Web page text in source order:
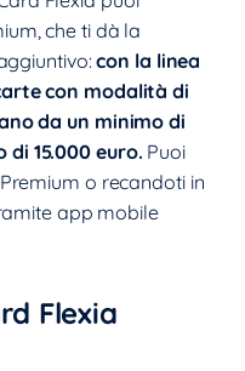
che ti dà la
con la linea
con modalità di
da un minimo di
di 15.000 euro. Puoi
o recandoti in
app mobile
Flexia